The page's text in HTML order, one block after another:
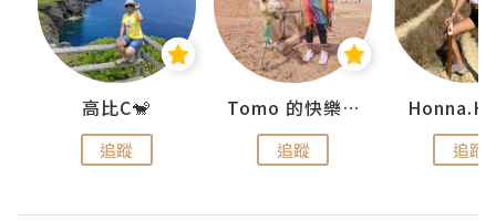
高比C🐒
追蹤
Tomo 的快樂宇宙
追蹤
Honna.H
追蹤